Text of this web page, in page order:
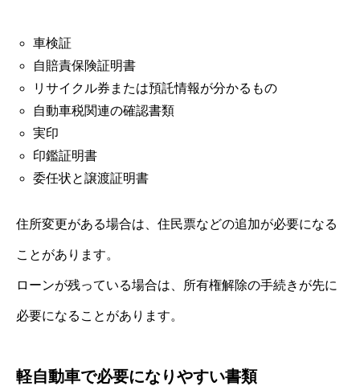
車検証
自賠責保険証明書
リサイクル券または預託情報が分かるもの
自動車税関連の確認書類
実印
印鑑証明書
委任状と譲渡証明書
住所変更がある場合は、住民票などの追加が必要になる
ことがあります。
ローンが残っている場合は、所有権解除の手続きが先に
必要になることがあります。
軽自動車で必要になりやすい書類